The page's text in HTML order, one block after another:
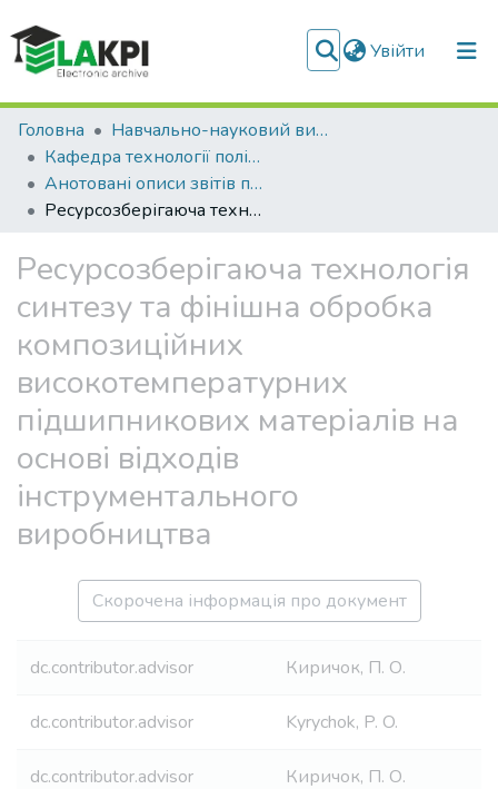
Увійти (current)
Фонди та зібрання
Пошук за критеріями
Статистика
Головна
Навчально-науковий видавничо-полiграфiчний інститут (НН ВПІ)
Кафедра технології поліграфічного виробництва (ТПВ)
Анотовані описи звітів про НДР (ТПВ)
Ресурсозберігаюча технологія синтезу та фінішна обробка композиційних високотемпературних підшипникових матеріалів на основі відходів інструментального виробництва
Ресурсозберігаюча технологія
синтезу та фінішна обробка
композиційних
високотемпературних
підшипникових матеріалів на
основі відходів
інструментального
виробництва
Скорочена інформація про документ
dc.contributor.advisor Киричок, П. О.
dc.contributor.advisor Kyrychok, P. O.
dc.contributor.advisor Киричок, П. О.